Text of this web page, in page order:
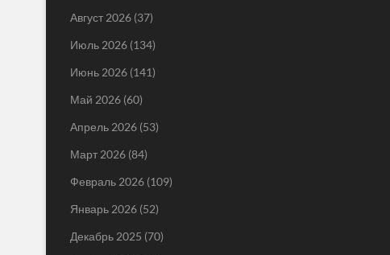
Август 2026 (37)
Июль 2026 (134)
Июнь 2026 (141)
Май 2026 (60)
Апрель 2026 (53)
Март 2026 (84)
Февраль 2026 (109)
Январь 2026 (52)
Декабрь 2025 (70)